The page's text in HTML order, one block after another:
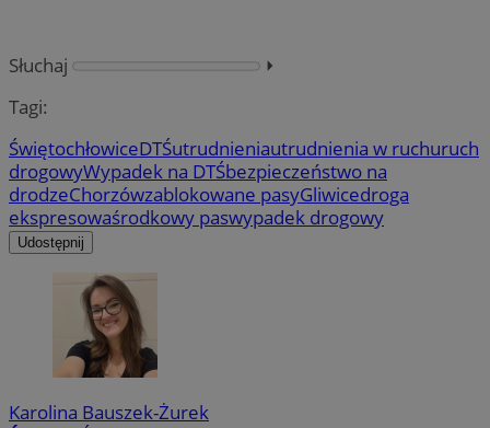
Słuchaj
⏵︎
Tagi:
ŚwiętochłowiceDTŚutrudnieniautrudnienia w ruchuruch
drogowyWypadek na DTŚbezpieczeństwo na
drodzeChorzówzablokowane pasyGliwicedroga
ekspresowaśrodkowy paswypadek drogowy
Udostępnij
Karolina Bauszek-Żurek